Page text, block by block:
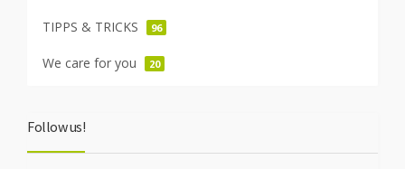
TIPPS & TRICKS 96
We care for you 20
Follow us!